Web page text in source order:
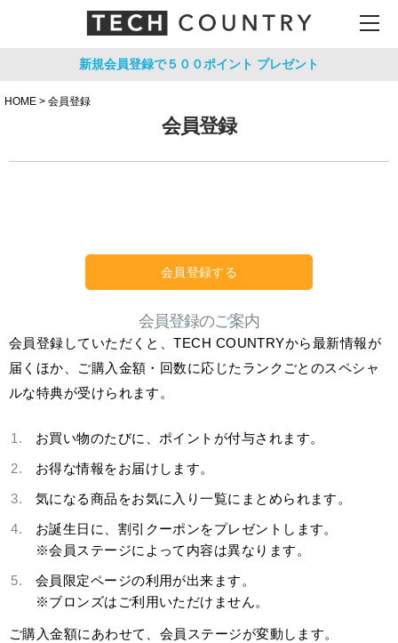
新規会員登録で５００ポイント プレゼント
HOME 会員登録
会員登録
会員登録する
会員登録のご案内
会員登録していただくと、TECH COUNTRYから最新情報が
届くほか、ご購入金額・回数に応じたランクごとのスペシャ
ルな特典が受けられます。
お買い物のたびに、ポイントが付与されます。
お得な情報をお届けします。
気になる商品をお気に入り一覧にまとめられます。
お誕生日に、割引クーポンをプレゼントします。
※会員ステージによって内容は異なります。
会員限定ページの利用が出来ます。
※ブロンズはご利用いただけません。
ご購入金額にあわせて、会員ステージが変動します。